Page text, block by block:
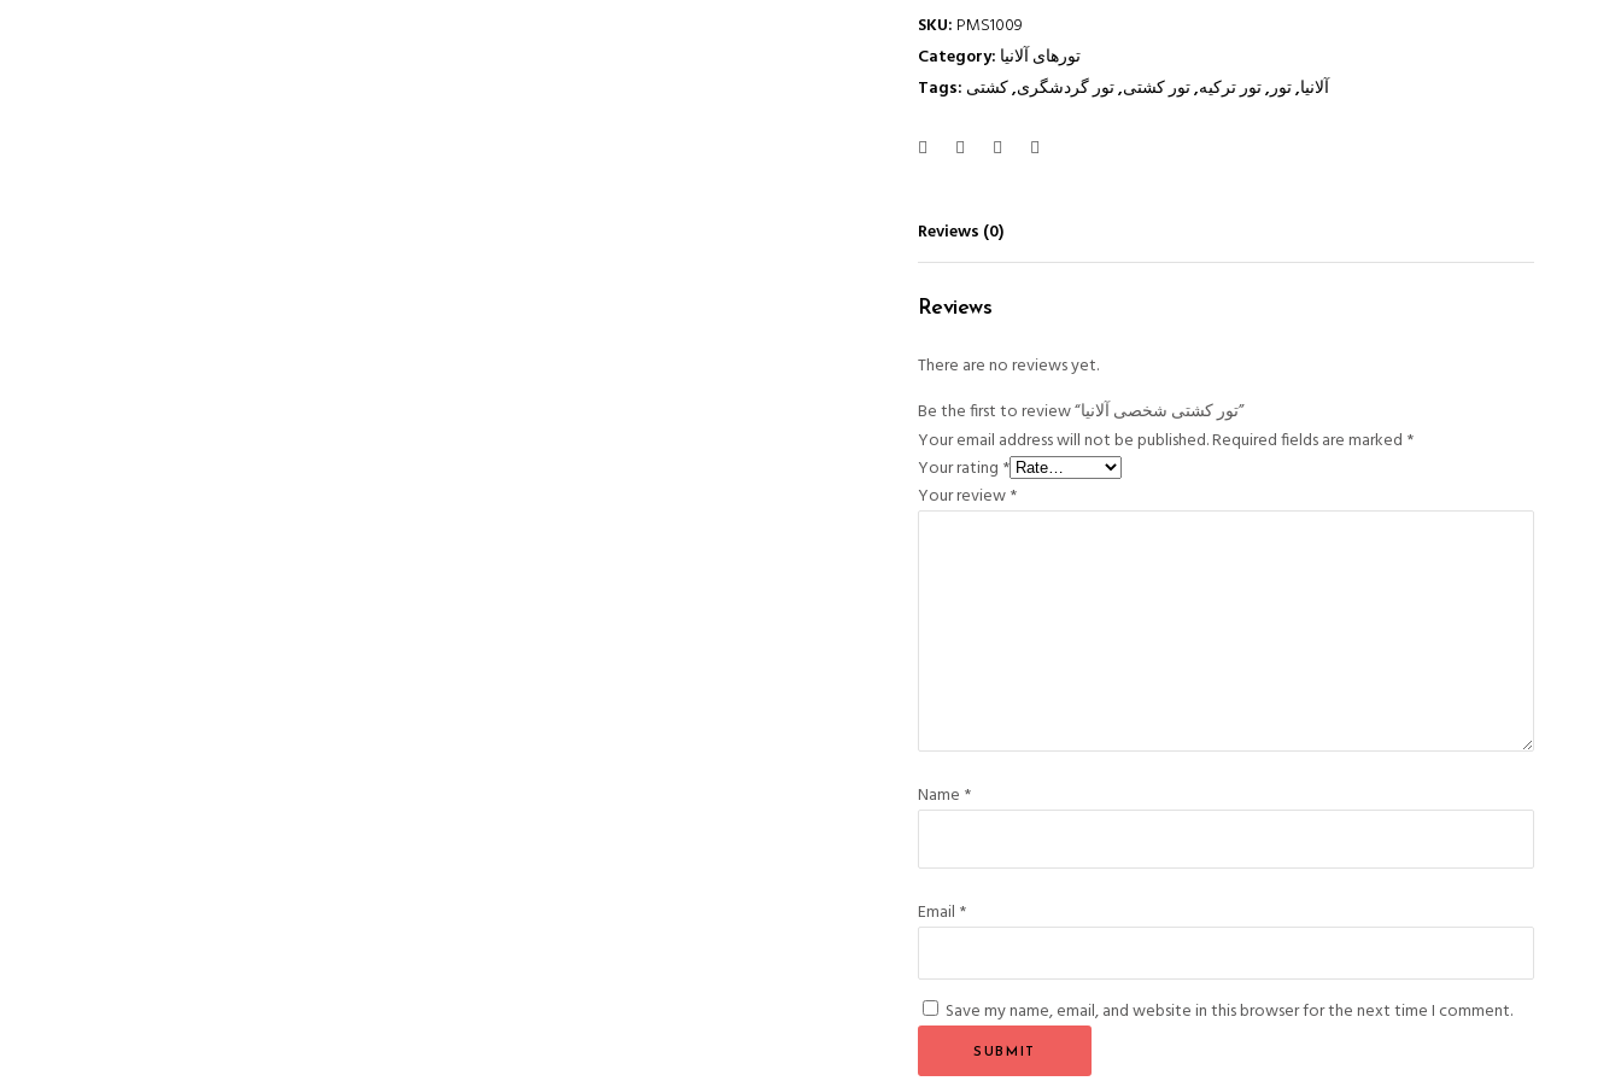
SKU: PMS1009
Category: تورهای آلانیا
Tags:
آلانیا,تور,تور ترکیه,تور کشتی,تور گردشگری,کشتی
Reviews (0)
Reviews
There are no reviews yet.
Be the first to review “تور کشتی شخصی آلانیا”
Your email address will not be published.Required fields are marked *
Your rating *
Your review*
Name *
Email *
Save my name, email, and website in this browser for the next time I comment.